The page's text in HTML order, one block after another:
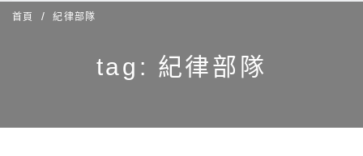
首頁 紀律部隊
tag: 紀律部隊